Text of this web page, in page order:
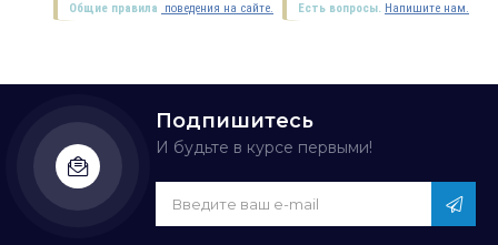
Есть вопросы. Напишите нам.
Общие правила поведения на сайте.
Подпишитесь
И будьте в курсе первыми!